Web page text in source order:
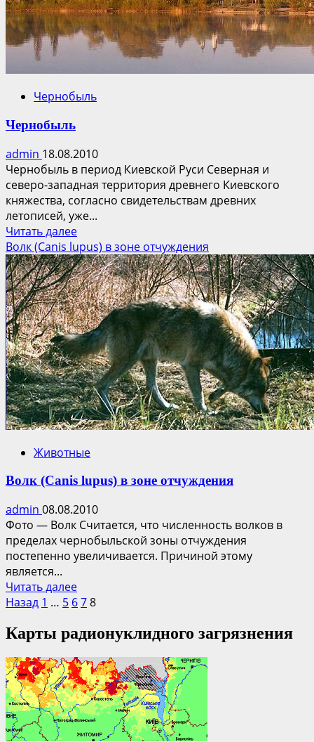
Чернобыль
Чернобыль
admin 18.08.2010
Чернобыль в период Киевской Руси Северная и
северо-западная территория древнего Киевского
княжества, согласно свидетельствам древних
летописей, уже...
Читать далееПрочитать
больше
о
Чернобыль
Волк (Canis lupus) в зоне отчуждения
Животные
Волк (Canis lupus) в зоне отчуждения
admin 08.08.2010
Фото — Волк Считается, что численность волков в
пределах чернобыльской зоны отчуждения
постепенно увеличивается. Причиной этому
является...
Читать далееПрочитать
больше
Волк
lupus)
в
зоне
отчуждения
Пагинация
Назад 1 … 5 678
Карты радионуклидного загрязнения